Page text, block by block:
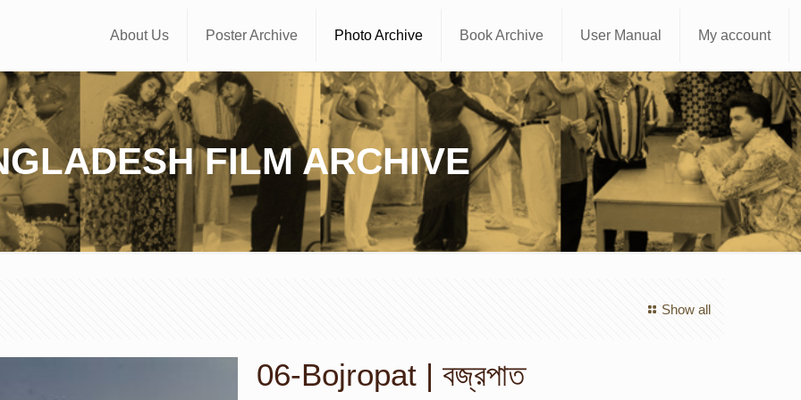
About Us Poster Archive Photo Archive Book Archive User Manual My account
FILM ARCHIVE
Show all
06-Bojropat | বজ্রপাত